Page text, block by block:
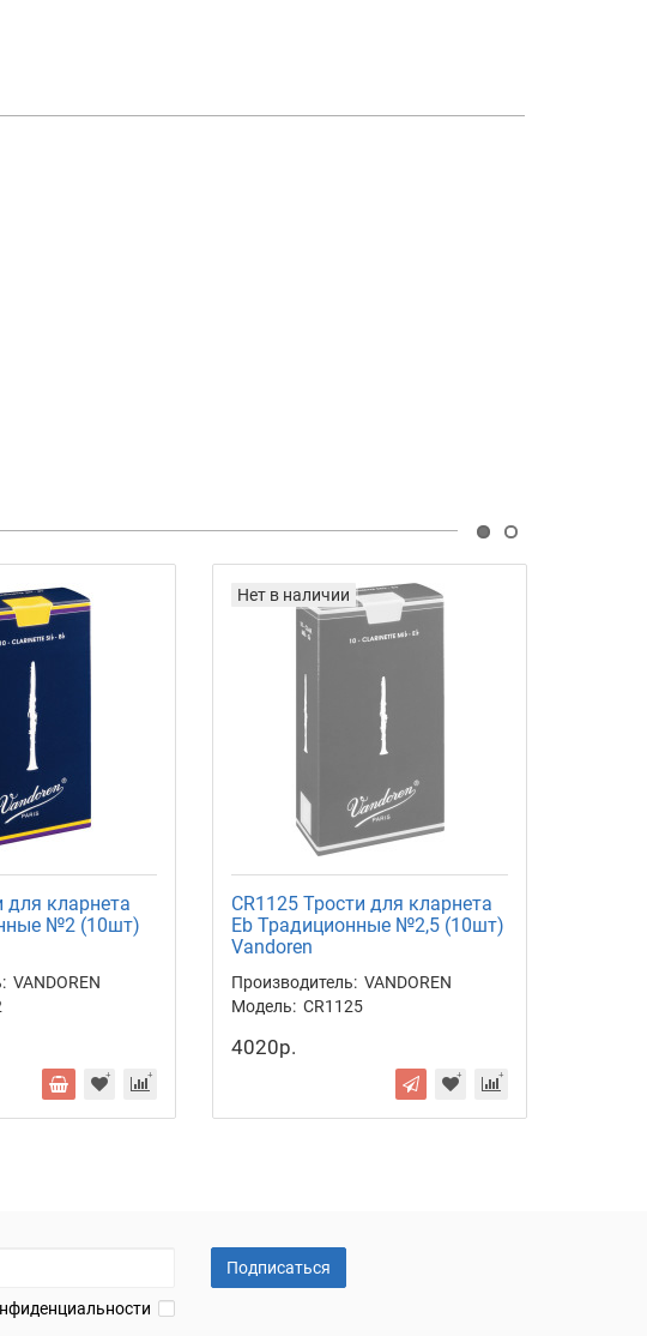
для кларнета
№2 (10шт)
VANDOREN
Нет в наличии
CR1125 Трости для кларнета
Eb Традиционные №2,5 (10шт)
Vandoren
Производитель: VANDOREN
Модель: CR1125
4020р.
Подписаться